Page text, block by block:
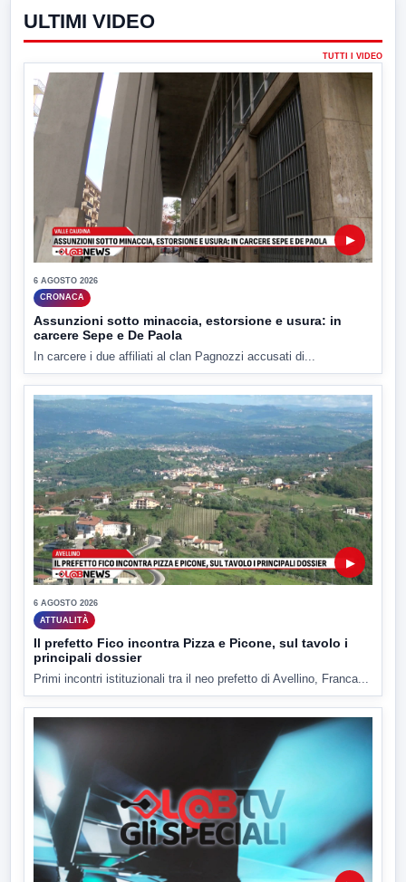
ULTIMI VIDEO
TUTTI I VIDEO
▶
6 AGOSTO 2026
CRONACA
Assunzioni sotto minaccia, estorsione e usura: in
carcere Sepe e De Paola
In carcere i due affiliati al clan Pagnozzi accusati di...
▶
6 AGOSTO 2026
ATTUALITÀ
Il prefetto Fico incontra Pizza e Picone, sul tavolo i
principali dossier
Primi incontri istituzionali tra il neo prefetto di Avellino, Franca...